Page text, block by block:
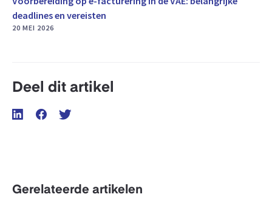
deadlines en vereisten
20 MEI 2026
Deel dit artikel
Gerelateerde artikelen